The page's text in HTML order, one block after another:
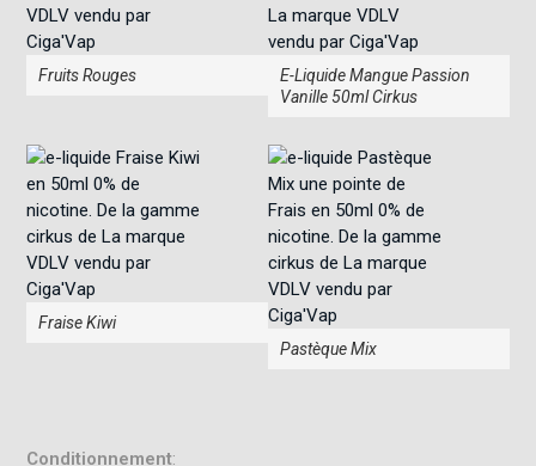
Fruits Rouges
E-Liquide Mangue Passion
Vanille 50ml Cirkus
Fraise Kiwi
Pastèque Mix
Conditionnement: